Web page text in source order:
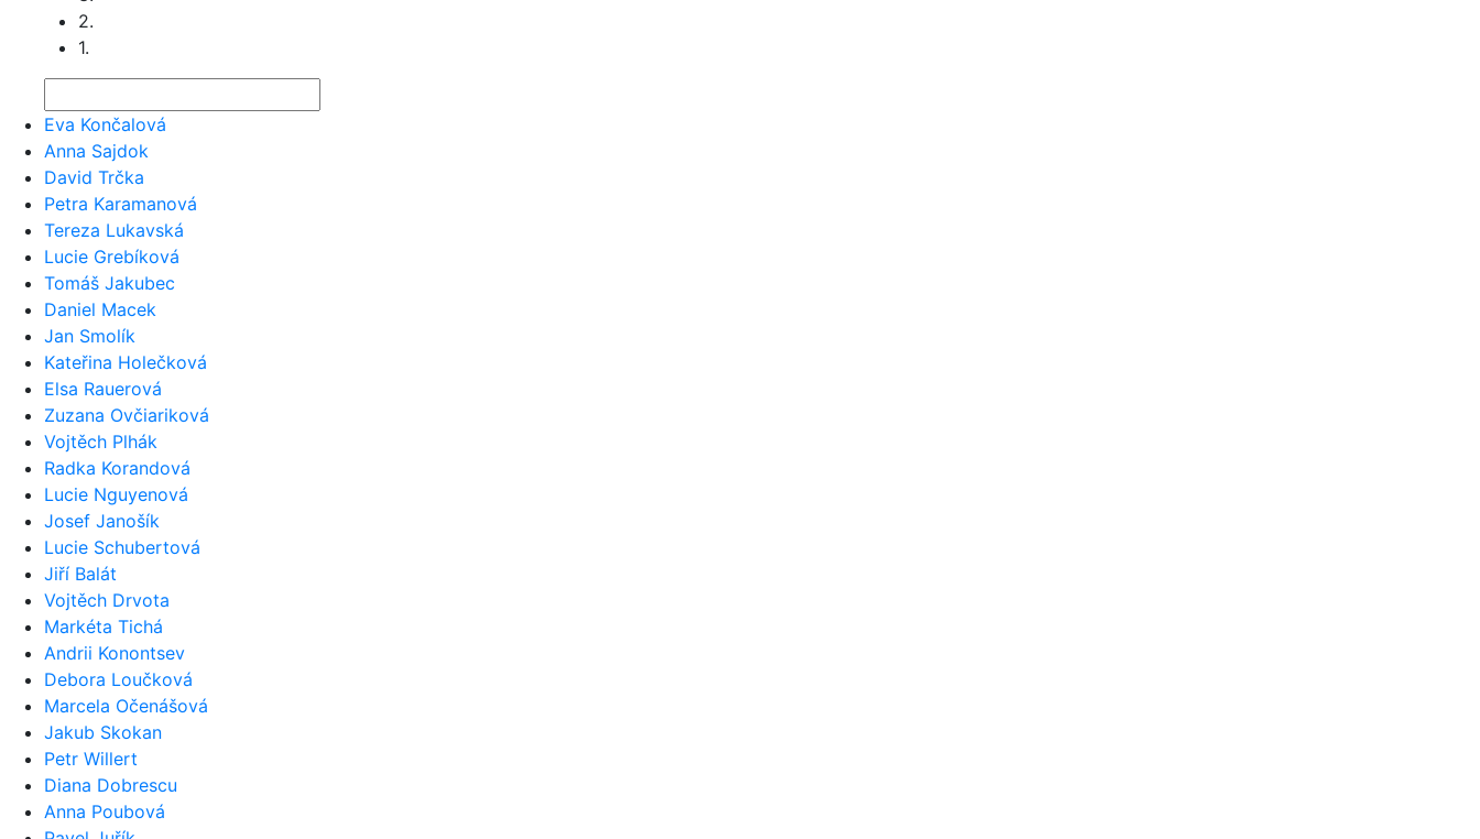
2.
1.
Eva Končalová
Anna Sajdok
David Trčka
Petra Karamanová
Tereza Lukavská
Lucie Grebíková
Tomáš Jakubec
Daniel Macek
Jan Smolík
Kateřina Holečková
Elsa Rauerová
Zuzana Ovčiariková
Vojtěch Plhák
Radka Korandová
Lucie Nguyenová
Josef Janošík
Lucie Schubertová
Jiří Balát
Vojtěch Drvota
Markéta Tichá
Andrii Konontsev
Debora Loučková
Marcela Očenášová
Jakub Skokan
Petr Willert
Diana Dobrescu
Anna Poubová